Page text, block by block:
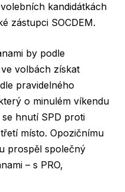
kandidátkách
zástupci SOCDEM.
by podle
volbách získat
pravidelného
o minulém víkendu
hnutí SPD proti
místo. Opozičnímu
prospěl společný
– s PRO,